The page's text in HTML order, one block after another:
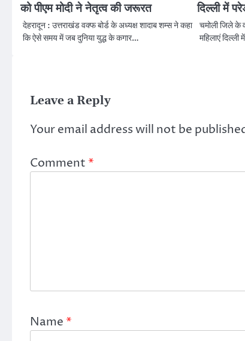
को पीएम मोदी ने नेतृत्व की जरूरत
देहरादून : उत्तराखंड वक्फ बोर्ड के अध्यक्ष शादाब शम्स ने कहा
कि ऐसे समय में जब दुनिया युद्ध के कगार…
दिल्ली में
चमोली जिले के
महिलाएं
Leave a Reply
Your email address will not be
Comment *
Name *